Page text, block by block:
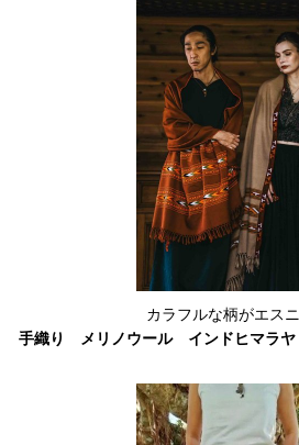
カラフルな柄がエス
手織り メリノウール インドヒマラ